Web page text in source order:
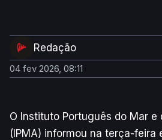
Redação
04 fev 2026, 08:11
O Instituto Português do Mar e
(IPMA) informou na terça-feira